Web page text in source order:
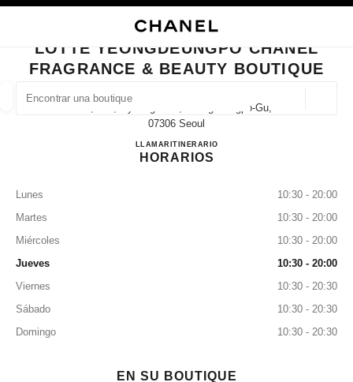
BUSCAR UNA BOUTIQUE
las sugerencias se muestran debajo de esta barra de búsqueda
0 Sugerencias disponibles
CERRAR TARJETA DE BOUTIQUE LOTTE YEONGDEUNGPO CHANEL
LOTTE YEONGDEUNGPO CHANEL
FRAGRANCE & BEAUTY BOUTIQUE
3f, 846, Gyeongin-Ro, Yeongdeungpo-Gu,
07306 Seoul
LLAMAR+82 2 2164 5166
ITINERARIOLotte Yeongdeungpo
HORARIOS
Lunes
10:30 - 20:00
Martes
10:30 - 20:00
Miércoles
10:30 - 20:00
Jueves
10:30 - 20:00
Viernes
10:30 - 20:30
Sábado
10:30 - 20:30
Domingo
10:30 - 20:30
EN SU BOUTIQUE
RELOJERÍA Y JOYERÍA